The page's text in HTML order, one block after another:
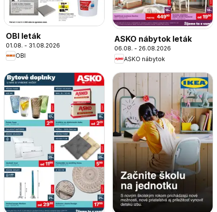
OBI leták
01.08. - 31.08.2026
OBI
ASKO nábytok leták
06.08. - 26.08.2026
ASKO nábytok